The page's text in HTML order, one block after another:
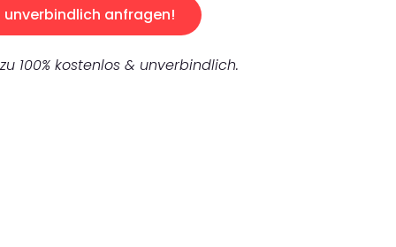
unverbindlich anfragen!
100% kostenlos & unverbindlich.